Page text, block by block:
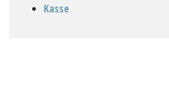
Kasse